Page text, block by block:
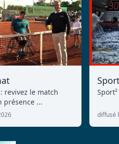
revivez le match
présence ...
diffusé